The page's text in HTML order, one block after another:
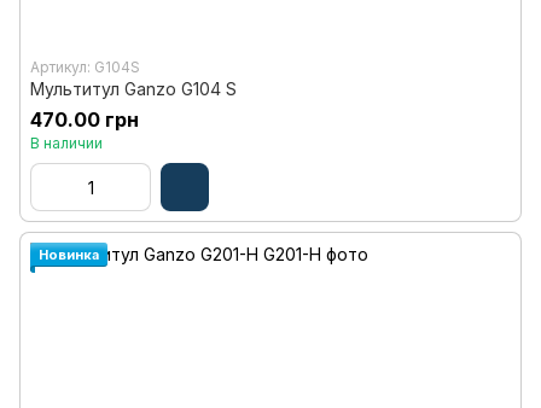
Артикул: G104S
Мультитул Ganzo G104 S
470.00 грн
В наличии
Новинка